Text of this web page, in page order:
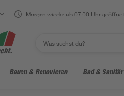
Morgen wieder ab 07:00 Uhr geöffnet
Bauen & Renovieren Bad & Sanitär